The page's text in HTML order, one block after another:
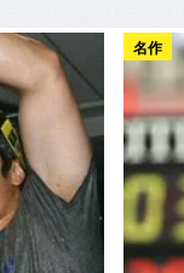
名作